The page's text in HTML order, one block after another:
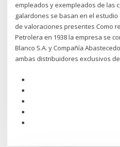
empleados y exempleados de las
galardones se basan en el estudio
de valoraciones presentes Como
Petrolera en 1938 la empresa se
Blanco S.A. y Compañía
ambas distribuidores exclusivos